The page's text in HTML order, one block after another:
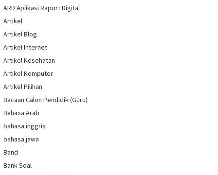
ARD Aplikasi Raport Digital
Artikel
Artikel Blog
Artikel Internet
Artikel Kesehatan
Artikel Komputer
Artikel Pilihan
Bacaan Calon Pendidik (Guru)
Bahasa Arab
bahasa inggris
bahasa jawa
Band
Bank Soal